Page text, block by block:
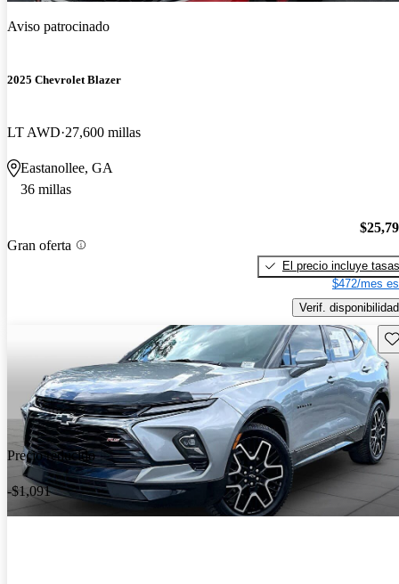
Aviso patrocinado
2025 Chevrolet Blazer
LT AWD 27,600 millas
Eastanollee, GA
36 millas
Gran oferta
El precio incluye tasas
$472/mes
Verif. disponibilidad
Precio reducido
-$1,091